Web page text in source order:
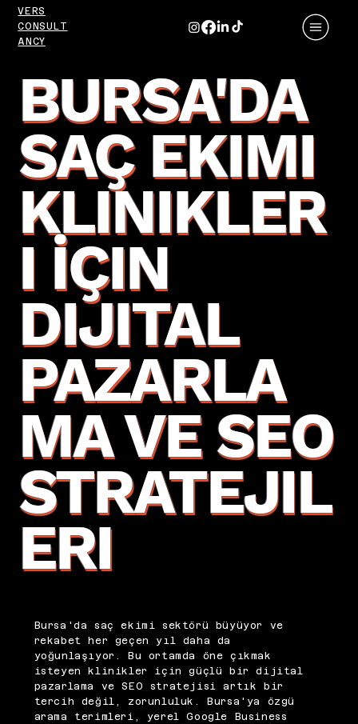
VERS
CONSULT
ANCY
BURSA'DA
SAÇ EKIMI
KLINIKLER
I İÇIN
DIJITAL
PAZARLA
MA VE SEO
STRATEJIL
ERI
Bursa'da saç ekimi sektörü büyüyor ve
rekabet her geçen yıl daha da
yoğunlaşıyor. Bu ortamda öne çıkmak
isteyen klinikler için güçlü bir dijital
pazarlama ve SEO stratejisi artık bir
tercih değil, zorunluluk. Bursa'ya özgü
arama terimleri, yerel Google Business